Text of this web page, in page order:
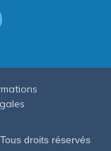
droits réservés